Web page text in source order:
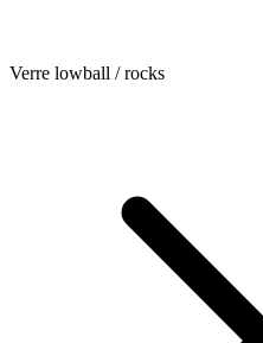
Verre lowball / rocks